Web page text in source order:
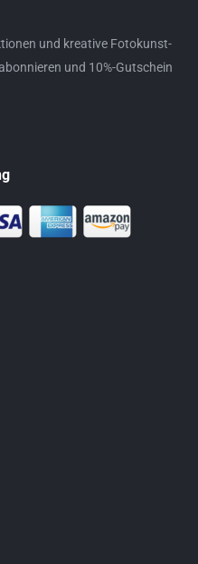
und kreative Fotokunst-
und 10%-Gutschein